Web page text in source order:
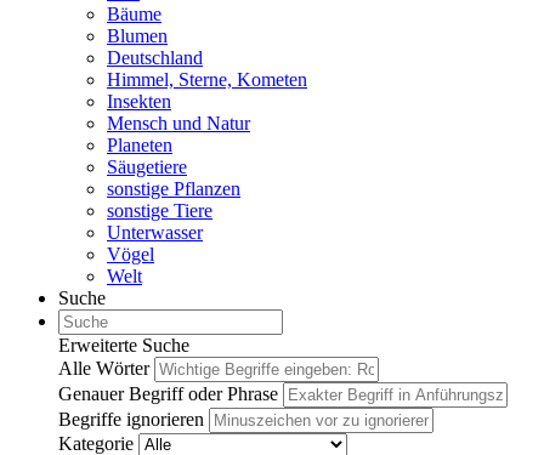
Bäume
Blumen
Deutschland
Himmel, Sterne, Kometen
Insekten
Mensch und Natur
Planeten
Säugetiere
sonstige Pflanzen
sonstige Tiere
Unterwasser
Vögel
Welt
Suche
Erweiterte Suche
Alle Wörter
Genauer Begriff oder Phrase
Begriffe ignorieren
Kategorie